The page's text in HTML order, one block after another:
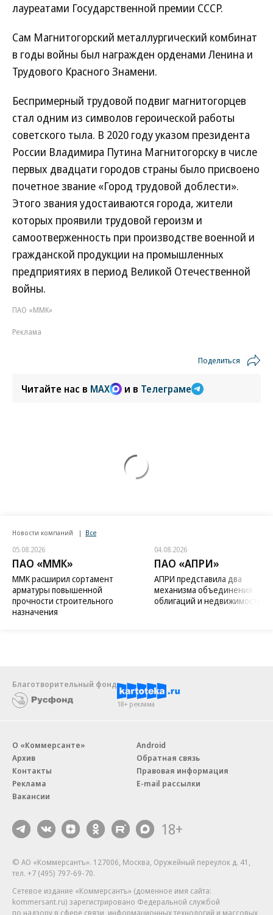
лауреатами Государственной премии СССР.
Сам Магнитогорский металлургический комбинат
в годы войны был награжден орденами Ленина и
Трудового Красного Знамени.
Беспримерный трудовой подвиг магнитогорцев
стал одним из символов героической работы
советского тыла. В 2020 году указом президента
России Владимира Путина Магнитогорску в числе
первых двадцати городов страны было присвоено
почетное звание «Город трудовой доблести».
Этого звания удостаиваются города, жители
которых проявили трудовой героизм и
самоотверженность при производстве военной и
гражданской продукции на промышленных
предприятиях в период Великой Отечественной
войны.
ПАО «ММК»
Реклама
Поделиться
Читайте нас в MAX и в Телеграме
Новости компаний Все
05.08.2026
ПАО «ММК»
ММК расширил сортамент
арматуры повышенной
прочности строительного
назначения
04.08.2026
ПАО «АПРИ»
АПРИ представила два
механизма объединения
облигаций и недвижимости
Благотворительный фонд
18+ реклама
О «Коммерсанте»
Архив
Контакты
Реклама
Вакансии
Android
Обратная связь
Правовая информация
E-mail рассылки
18+
© АО «Коммерсантъ». 127006, Москва, Оружейный переулок д. 41,
тел. +7 (495) 797-69-70.
Сетевое издание «Коммерсантъ» (доменное имя сайта:
kommersant.ru) зарегистрировано Федеральной службой
по надзору в сфере связи, информационных технологий и массовых